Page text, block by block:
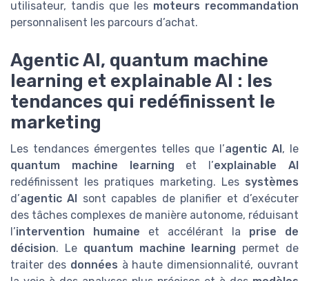
utilisateur, tandis que les moteurs recommandation
personnalisent les parcours d’achat.
Agentic AI, quantum machine
learning et explainable AI : les
tendances qui redéfinissent le
marketing
Les tendances émergentes telles que l’agentic AI, le
quantum machine learning et l’explainable AI
redéfinissent les pratiques marketing. Les systèmes
d’agentic AI sont capables de planifier et d’exécuter
des tâches complexes de manière autonome, réduisant
l’intervention humaine et accélérant la prise de
décision. Le quantum machine learning permet de
traiter des données à haute dimensionnalité, ouvrant